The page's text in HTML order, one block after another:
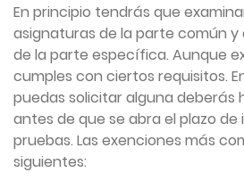
En principio tendrás que
asignaturas de la parte común y
de la parte específica. Aunque
cumples con ciertos requisitos.
puedas solicitar alguna deberás
antes de que se abra el plazo de
pruebas. Las exenciones más
siguientes: